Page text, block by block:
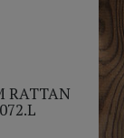
RATTAN